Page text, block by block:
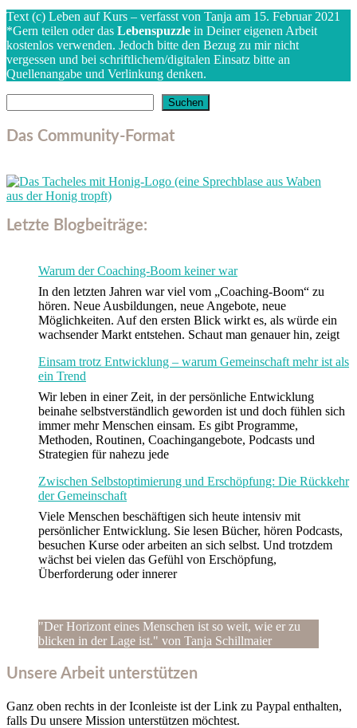
Text (c) Leben auf Kurs – verfasst von Tanja am 15. Februar 2021
*Gern teilen oder das Lebenspuzzle in Deiner eigenen Arbeit
kostenlos verwenden. Jedoch bitte den Bezug zu mir nicht
vergessen und bei schriftlichem/digitalen Einsatz bitte an
Quellenangabe und Verlinkung denken.
Suchen
Das Community-Format
Letzte Blogbeiträge:
Warum der Coaching-Boom keiner war
In den letzten Jahren war viel vom „Coaching-Boom“ zu
hören. Neue Ausbildungen, neue Angebote, neue
Möglichkeiten. Auf den ersten Blick wirkt es, als würde ein
wachsender Markt entstehen. Schaut man genauer hin, zeigt
Einsam trotz Entwicklung – warum Gemeinschaft mehr ist als
ein Trend
Wir leben in einer Zeit, in der persönliche Entwicklung
beinahe selbstverständlich geworden ist und doch fühlen sich
immer mehr Menschen einsam. Es gibt Programme,
Methoden, Routinen, Coachingangebote, Podcasts und
Strategien für nahezu jede
Zwischen Selbstoptimierung und Erschöpfung: Die Rückkehr
der Gemeinschaft
Viele Menschen beschäftigen sich heute intensiv mit
persönlicher Entwicklung. Sie lesen Bücher, hören Podcasts,
besuchen Kurse oder arbeiten an sich selbst. Und trotzdem
wächst bei vielen das Gefühl von Erschöpfung,
Überforderung oder innerer
"Der Horizont eines Menschen ist so weit, wie er zu
blicken in der Lage ist." von Tanja Schillmaier
Unsere Arbeit unterstützen
Ganz oben rechts in der Iconleiste ist der Link zu Paypal enthalten,
falls Du unsere Mission unterstützen möchtest.